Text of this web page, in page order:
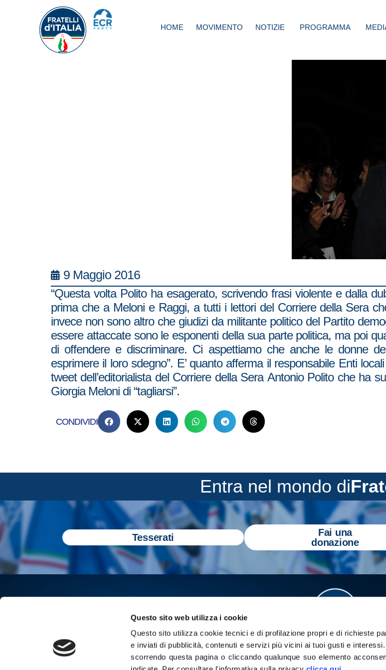
Questo sito web utilizza i cookie
Questo sito utilizza cookie tecnici e di profilazione propri e di richieste
e inviati di pubblicità, contenuti e servizi più vicini ai tuoi gusti e
scorrendo questa pagina o cliccando qualunque suo elemento
HOME MOVIMENTO NOTIZIE PROGRAMMA
9 Maggio 2016
“Questa volta Polito ha esagerato, scrivendo frasi violente e dalla
prima che a Meloni e Raggi, a tutti i lettori del Corriere della Sera
invece non sono altro che giudizi da militante politico del Partito
essere attaccate sono le esponenti della sua parte politica, ma poi
di offendere e discriminare. Ci aspettiamo che anche le donne
esprimere il loro sdegno”. E’ quanto afferma il responsabile Enti
tweet dell’editorialista del Corriere della Sera Antonio Polito che ha
Giorgia Meloni di “tagliarsi”.
CONDIVIDI
Entra nel mondo di
Tesserati
Fai una
donazione